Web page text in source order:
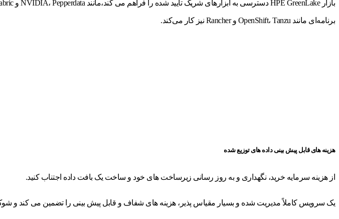
برنامه‌ای مانند OpenShift، Tanzu و Rancher نیز کار می‌کند.
هزینه های قابل پیش بینی داده های توزیع شده
از هزینه سرمایه خرید، نگهداری و به روز رسانی زیرساخت های خود و ساخت یک بافت داده اجتناب کنید.
یک سرویس کاملاً مدیریت شده و بسیار مقیاس پذیر، هزینه های شفاف و قابل پیش بینی را تضمین می کند